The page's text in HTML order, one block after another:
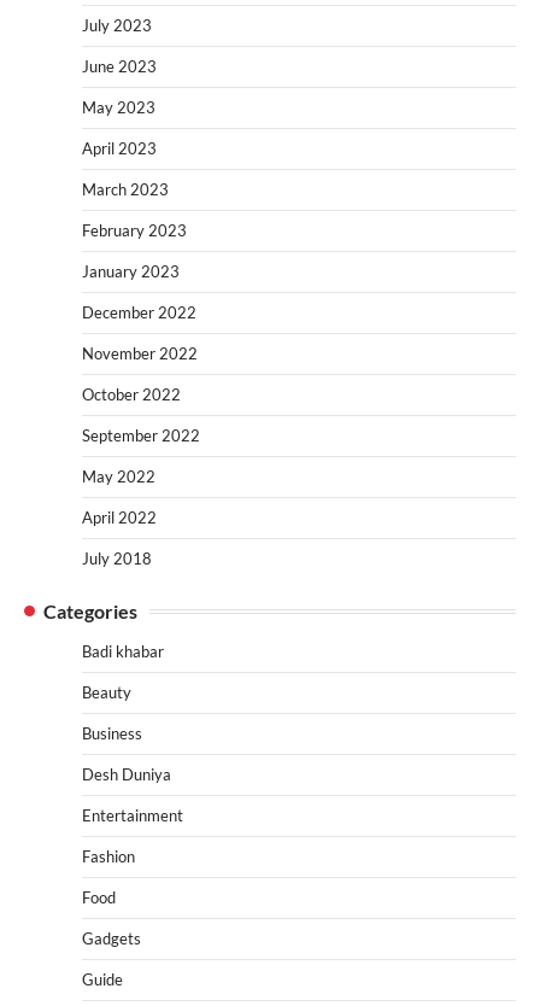
July 2023
June 2023
May 2023
April 2023
March 2023
February 2023
January 2023
December 2022
November 2022
October 2022
September 2022
May 2022
April 2022
July 2018
Categories
Badi khabar
Beauty
Business
Desh Duniya
Entertainment
Fashion
Food
Gadgets
Guide